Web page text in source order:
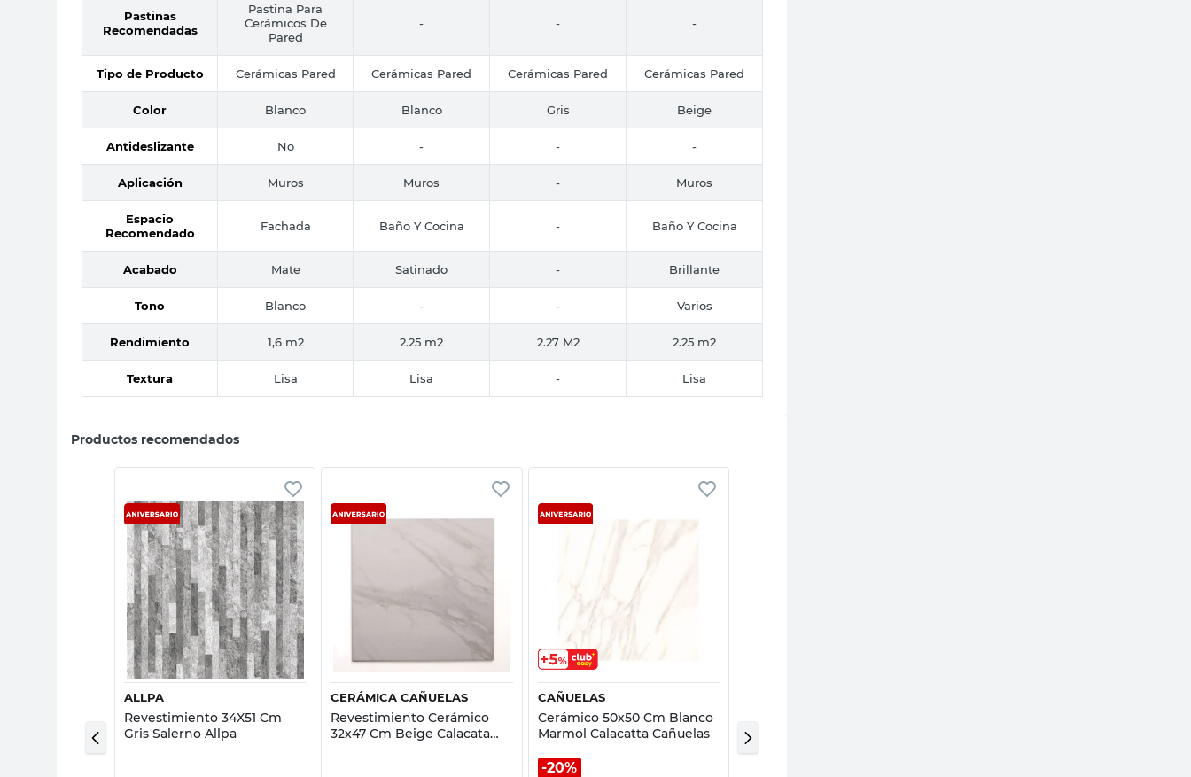
Pastinas
Recomendadas
Pastina Para
Cerámicos De
Pared
- - -
Tipo de Producto Cerámicas Pared Cerámicas Pared Cerámicas Pared Cerámicas Pared
Color Blanco Blanco Gris Beige
Antideslizante No - - -
Aplicación Muros Muros - Muros
Espacio
Recomendado
Fachada Baño Y Cocina - Baño Y Cocina
Acabado Mate Satinado - Brillante
Tono Blanco - - Varios
Rendimiento 1,6 m2 2.25 m2 2.27 M2 2.25 m2
Textura Lisa Lisa - Lisa
Productos recomendados
Vista rápida
ALLPA
Revestimiento 34X51 Cm
Gris Salerno Allpa
CERÁMICA CAÑUELAS
Revestimiento Cerámico
32x47 Cm Beige Calacata
Vista rápida
CAÑUELAS
Cerámico 50x50 Cm Blanco
Marmol Calacatta Cañuelas
20%
33X45.3 Cm Marmolado
Brillante Scop